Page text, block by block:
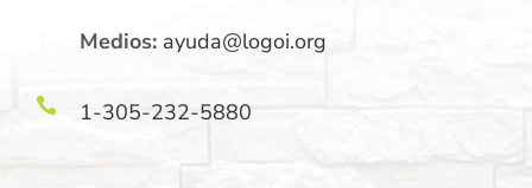
Medios: ayuda@logoi.org
 1-305-232-5880